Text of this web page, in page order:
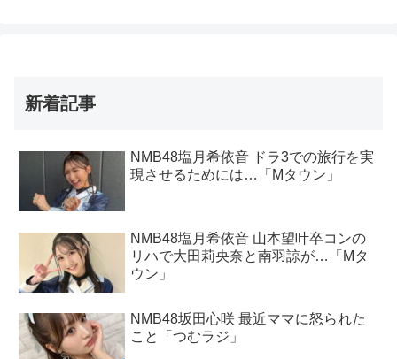
新着記事
NMB48塩月希依音 ドラ3での旅行を実
現させるためには…「Mタウン」
NMB48塩月希依音 山本望叶卒コンの
リハで大田莉央奈と南羽諒が…「Mタ
ウン」
NMB48坂田心咲 最近ママに怒られた
こと「つむラジ」